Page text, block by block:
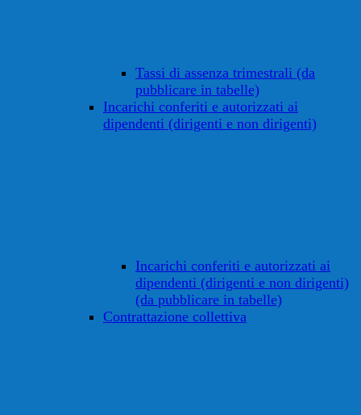
Tassi di assenza trimestrali (da
pubblicare in tabelle)
Incarichi conferiti e autorizzati ai
dipendenti (dirigenti e non dirigenti)
Incarichi conferiti e autorizzati ai
dipendenti (dirigenti e non dirigenti)
(da pubblicare in tabelle)
Contrattazione collettiva